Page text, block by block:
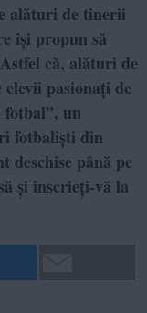
alături de tinerii
își propun să
că, alături de
pasionați de
un
fotbaliști din
deschise până pe
și înscrieți-vă la